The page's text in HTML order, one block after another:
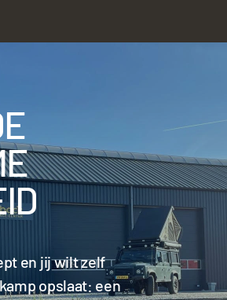
en jij wilt zelf
opslaat: een